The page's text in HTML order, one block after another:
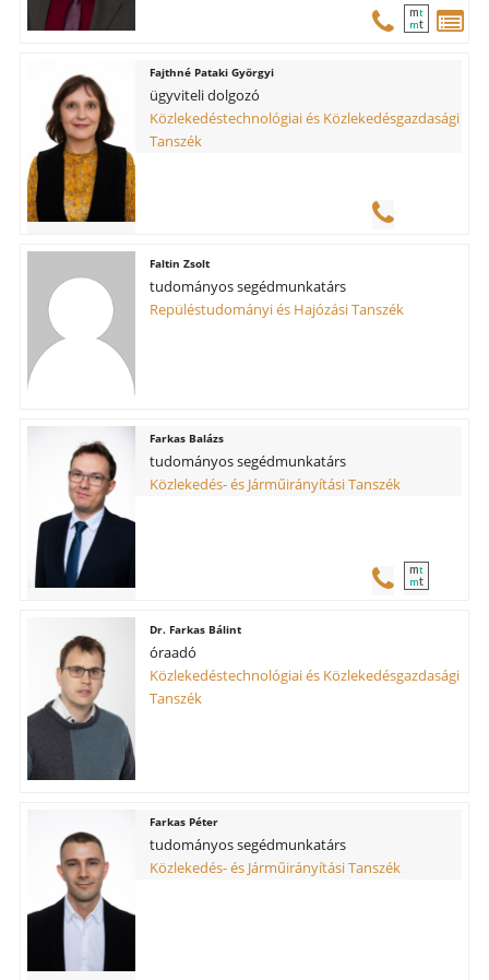
mt
mt
Fajthné Pataki Györgyi
ügyviteli dolgozó
Közlekedéstechnológiai és Közlekedésgazdasági
Tanszék
Faltin Zsolt
tudományos segédmunkatárs
Repüléstudományi és Hajózási Tanszék
Farkas Balázs
tudományos segédmunkatárs
Közlekedés- és Járműirányítási Tanszék
mt
mt
Farkas Bálint
óraadó
Közlekedéstechnológiai és Közlekedésgazdasági
Tanszék
Farkas Péter
tudományos segédmunkatárs
Közlekedés- és Járműirányítási Tanszék